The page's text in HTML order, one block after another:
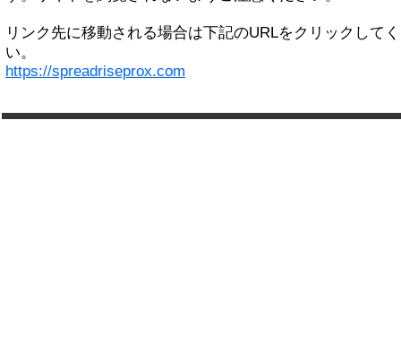
リンク先に移動される場合は下記のURLをクリックして
い。
https://spreadriseprox.com